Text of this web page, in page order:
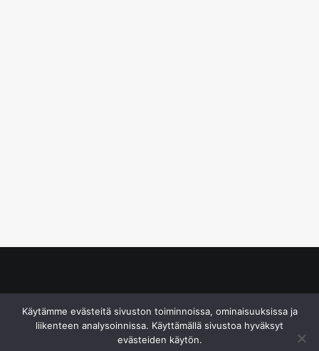
Käytämme evästeitä sivuston toiminnoissa, ominaisuuksissa ja
liikenteen analysoinnissa. Käyttämällä sivustoa hyväksyt
evästeiden käytön.